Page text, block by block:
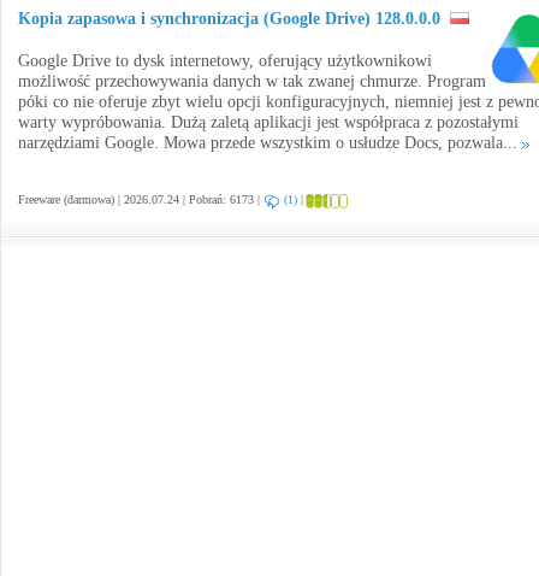
Kopia zapasowa i synchronizacja (Google Drive) 128.0.0.0
Google Drive to dysk internetowy, oferujący użytkownikowi
możliwość przechowywania danych w tak zwanej chmurze. Program
póki co nie oferuje zbyt wielu opcji konfiguracyjnych, niemniej jest z
warty wypróbowania. Dużą zaletą aplikacji jest współpraca z pozostałymi
narzędziami Google. Mowa przede wszystkim o usłudze Docs, pozwala...
Freeware (darmowa) | 2026.07.24 | Pobrań: 6173 | (1) |